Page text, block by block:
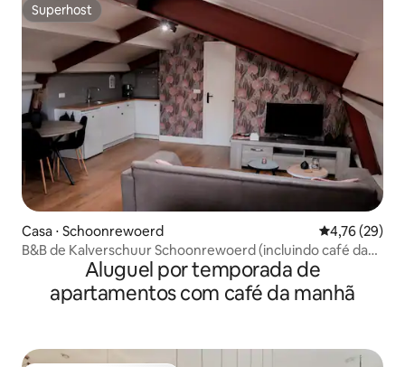
Superhost
Superhost
Casa ⋅ Schoonrewoerd 4,76 de uma
4,76 (29)
B&B de Kalverschuur Schoonrewoerd (incluindo café da
Aluguel por temporada de
apartamentos com café da manhã